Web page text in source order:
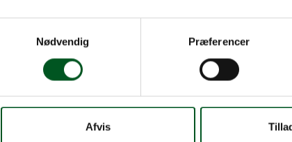
Nødvendig
Præferencer
Afvis
offentliggjort. Hvad
som landmand og for
Jordbrugs politiske
Formand for Sektionen for Større
at fortælle om landbrugsudspillet. Du